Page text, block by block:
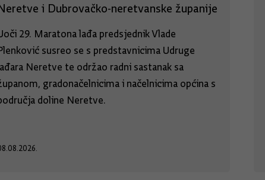
i Dubrovačko-neretvanske županije
29. Maratona lađa predsjednik Vlade
susreo se s predstavnicima Udruge
Neretve te održao radni sastanak sa
gradonačelnicima i načelnicima općina s
doline Neretve.